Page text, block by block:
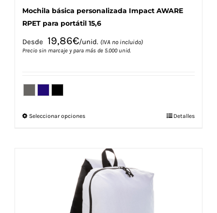
Mochila básica personalizada Impact AWARE
RPET para portátil 15,6
Desde 19,86€/unid. (IVA no incluido)
Precio sin marcaje y para más de 5.000 unid.
Seleccionar opcionesEste
múltiples
variantes.
Las
opciones
se
pueden
Detalles